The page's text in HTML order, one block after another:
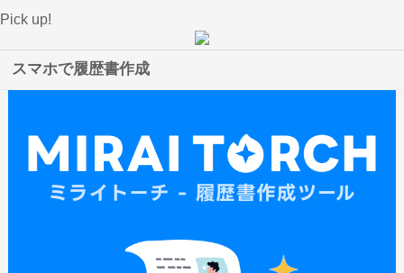
Pick up!
スマホで履歴書作成